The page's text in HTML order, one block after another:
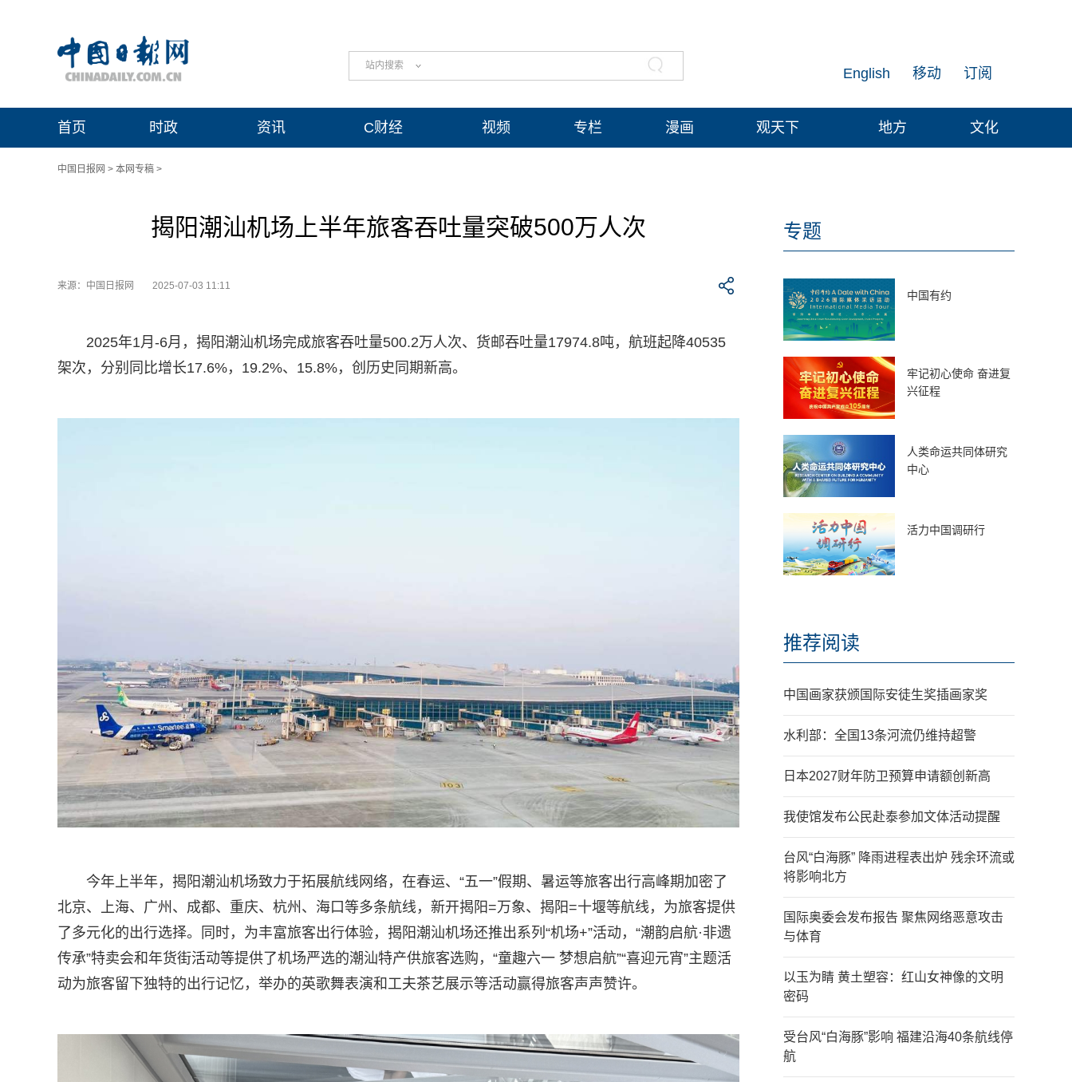
站内搜索 订阅
移动
English
首页 时政 资讯 C财经 视频 专栏 漫画 观天下 地方 文化
中国日报网 > 本网专稿 >
揭阳潮汕机场上半年旅客吞吐量突破500万人次
来源：中国日报网 2025-07-03 11:11
2025年1月-6月，揭阳潮汕机场完成旅客吞吐量500.2万人次、货邮吞吐量17974.8吨，航班起降40535
架次，分别同比增长17.6%，19.2%、15.8%，创历史同期新高。
今年上半年，揭阳潮汕机场致力于拓展航线网络，在春运、“五一”假期、暑运等旅客出行高峰期加密了
北京、上海、广州、成都、重庆、杭州、海口等多条航线，新开揭阳=万象、揭阳=十堰等航线，为旅客提供
了多元化的出行选择。同时，为丰富旅客出行体验，揭阳潮汕机场还推出系列“机场+”活动，“潮韵启航·非遗
传承”特卖会和年货街活动等提供了机场严选的潮汕特产供旅客选购，“童趣六一 梦想启航”“喜迎元宵”主题活
动为旅客留下独特的出行记忆，举办的英歌舞表演和工夫茶艺展示等活动赢得旅客声声赞许。
专题
中国有约
牢记初心使命 奋进复
兴征程
人类命运共同体研究
中心
活力中国调研行
推荐阅读
中国画家获颁国际安徒生奖插画家奖
水利部：全国13条河流仍维持超警
日本2027财年防卫预算申请额创新高
我使馆发布公民赴泰参加文体活动提醒
台风“白海豚” 降雨进程表出炉 残余环流或
将影响北方
国际奥委会发布报告 聚焦网络恶意攻击
与体育
以玉为睛 黄土塑容：红山女神像的文明
密码
受台风“白海豚”影响 福建沿海40条航线停
航